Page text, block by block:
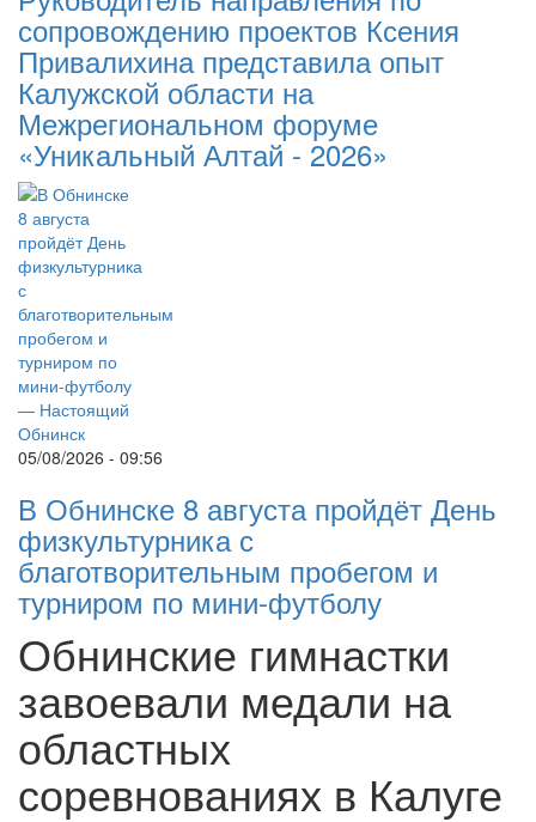
сопровождению проектов Ксения
Привалихина представила опыт
Калужской области на
Межрегиональном форуме
«Уникальный Алтай - 2026»
05/08/2026 - 09:56
В Обнинске 8 августа пройдёт День
физкультурника с
благотворительным пробегом и
турниром по мини-футболу
Обнинские гимнастки
завоевали медали на
областных
соревнованиях в Калуге